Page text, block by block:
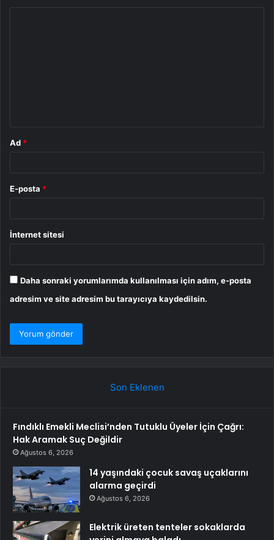
Ad *
E-posta *
İnternet sitesi
Daha sonraki yorumlarımda kullanılması için adım, e-posta
adresim ve site adresim bu tarayıcıya kaydedilsin.
Son Eklenen
Fındıklı Emekli Meclisi’nden Tutuklu Üyeler İçin Çağrı:
Hak Aramak Suç Değildir
Ağustos 6, 2026
14 yaşındaki çocuk savaş uçaklarını
alarma geçirdi
Ağustos 6, 2026
Elektrik üreten tenteler sokaklarda